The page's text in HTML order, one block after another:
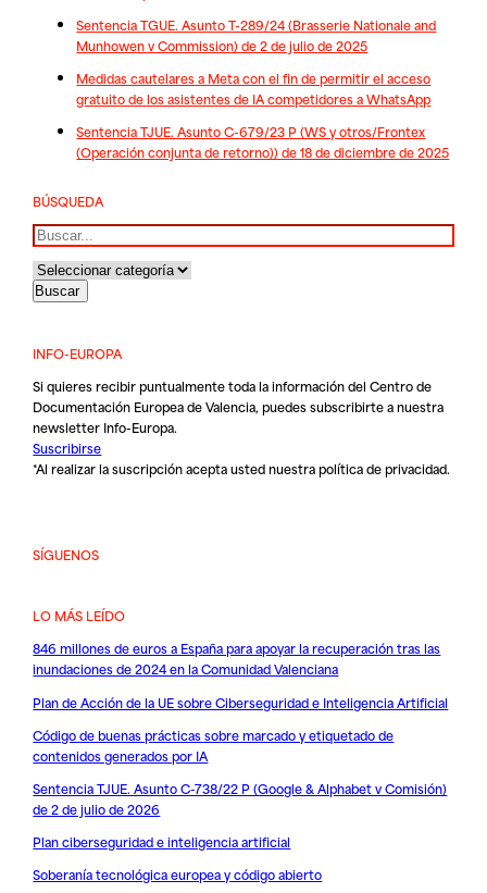
Sentencia TGUE. Asunto T-289/24 (Brasserie Nationale and
Munhowen v Commission) de 2 de julio de 2025
Medidas cautelares a Meta con el fin de permitir el acceso
gratuito de los asistentes de IA competidores a WhatsApp
Sentencia TJUE. Asunto C-679/23 P (WS y otros/Frontex
(Operación conjunta de retorno)) de 18 de diciembre de 2025
BÚSQUEDA
Buscar
INFO-EUROPA
Si quieres recibir puntualmente toda la información del Centro de
Documentación Europea de Valencia, puedes subscribirte a nuestra
newsletter Info-Europa.
Suscribirse
*Al realizar la suscripción acepta usted nuestrapolítica de privacidad.
SÍGUENOS
LO MÁS LEÍDO
846 millones de euros a España para apoyar la recuperación tras las
inundaciones de 2024 en la Comunidad Valenciana
Plan de Acción de la UE sobre Ciberseguridad e Inteligencia Artificial
Código de buenas prácticas sobre marcado y etiquetado de
contenidos generados por IA
Sentencia TJUE. Asunto C-738/22 P (Google & Alphabet v Comisión)
de 2 de julio de 2026
Plan ciberseguridad e inteligencia artificial
Soberanía tecnológica europea y código abierto